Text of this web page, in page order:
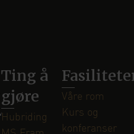
Ting å
gjøre
Hubriding
Våre rom
Kurs og
konferanser